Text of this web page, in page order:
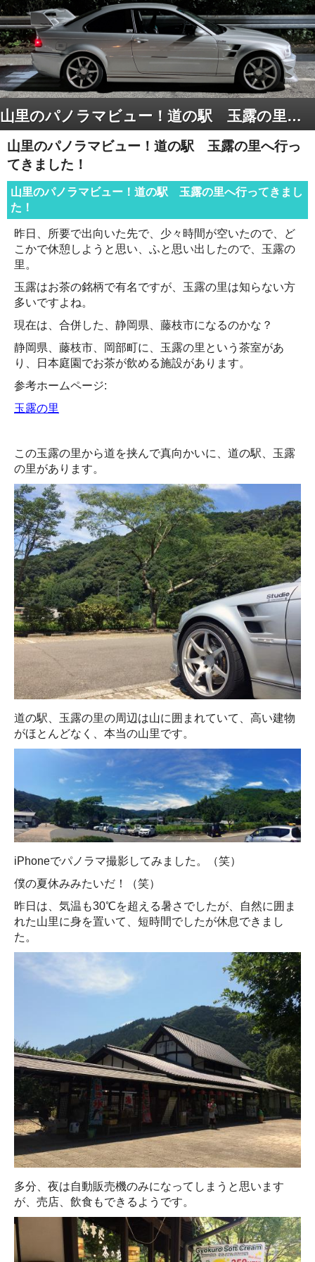
山里のパノラマビュー！道の駅 玉露の里へ行ってきました！
山里のパノラマビュー！道の駅 玉露の里へ行っ
てきました！
山里のパノラマビュー！道の駅 玉露の里へ行ってきまし
た！
昨日、所要で出向いた先で、少々時間が空いたので、ど
こかで休憩しようと思い、ふと思い出したので、玉露の
里。
玉露はお茶の銘柄で有名ですが、玉露の里は知らない方
多いですよね。
現在は、合併した、静岡県、藤枝市になるのかな？
静岡県、藤枝市、岡部町に、玉露の里という茶室があ
り、日本庭園でお茶が飲める施設があります。
参考ホームページ:
玉露の里
この玉露の里から道を挟んで真向かいに、道の駅、玉露
の里があります。
道の駅、玉露の里の周辺は山に囲まれていて、高い建物
がほとんどなく、本当の山里です。
iPhoneでパノラマ撮影してみました。（笑）
僕の夏休みみたいだ！（笑）
昨日は、気温も30℃を超える暑さでしたが、自然に囲ま
れた山里に身を置いて、短時間でしたが休息できまし
た。
多分、夜は自動販売機のみになってしまうと思います
が、売店、飲食もできるようです。